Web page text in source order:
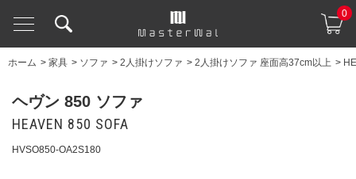
0
ホーム > 家具 > ソファ > 2人掛けソファ > 2人掛けソファ 座面高37cm以上 >
ヘヴン 850 ソファ
HEAVEN 850 SOFA
HVSO850-OA2S180